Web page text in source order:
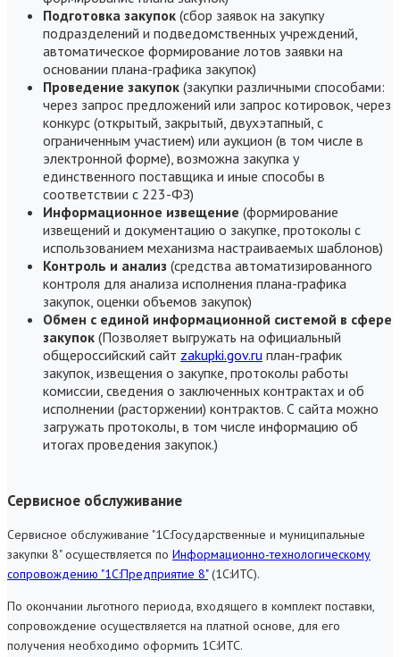
Подготовка закупок (сбор заявок на закупку
подразделений и подведомственных учреждений,
автоматическое формирование лотов заявки на
основании плана-графика закупок)
Проведение закупок (закупки различными способами:
через запрос предложений или запрос котировок, через
конкурс (открытый, закрытый, двухэтапный, с
ограниченным участием) или аукцион (в том числе в
электронной форме), возможна закупка у
единственного поставщика и иные способы в
соответствии с 223-ФЗ)
Информационное извещение (формирование
извещений и документацию о закупке, протоколы с
использованием механизма настраиваемых шаблонов)
Контроль и анализ (средства автоматизированного
контроля для анализа исполнения плана-графика
закупок, оценки объемов закупок)
Обмен с единой информационной системой в сфере
закупок (Позволяет выгружать на официальный
общероссийский сайт zakupki.gov.ru план-график
закупок, извещения о закупке, протоколы работы
комиссии, сведения о заключенных контрактах и об
исполнении (расторжении) контрактов. С сайта можно
загружать протоколы, в том числе информацию об
итогах проведения закупок.)
Сервисное обслуживание
Сервисное обслуживание "1С:Государственные и муниципальные
закупки 8" осуществляется по Информационно-технологическому
сопровождению "1С:Предприятие 8"(1С:ИТС).
По окончании льготного периода, входящего в комплект поставки,
сопровождение осуществляется на платной основе, для его
получения необходимо оформить 1С:ИТС.